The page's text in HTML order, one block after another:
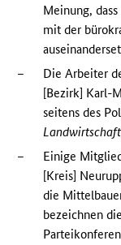
Meinung,
mit der
–
Die Arbeiter
[Bezirk] Karl-
seitens des
Landwirtschaft
–
Einige
[Kreis]
die
bezeichnen